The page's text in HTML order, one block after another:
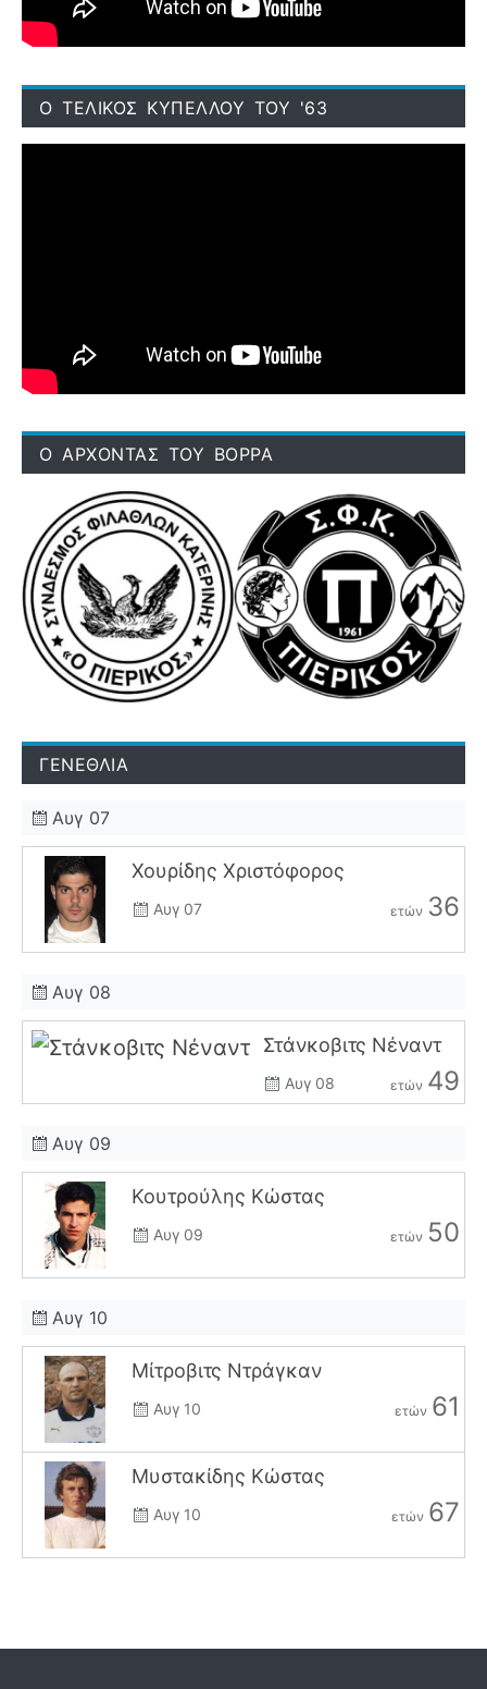
Ο ΤΕΛΙΚΟΣ ΚΥΠΕΛΛΟΥ ΤΟΥ '63
Ο ΑΡΧΟΝΤΑΣ ΤΟΥ ΒΟΡΡΑ
ΓΕΝΕΘΛΙΑ
Αυγ 07
Χουρίδης Χριστόφορος
Αυγ 07 ετών 36
Αυγ 08
Στάνκοβιτς Νέναντ
Αυγ 08 ετών 49
Αυγ 09
Κουτρούλης Κώστας
Αυγ 09 ετών 50
Αυγ 10
Μίτροβιτς Ντράγκαν
Αυγ 10 ετών 61
Μυστακίδης Κώστας
Αυγ 10 ετών 67